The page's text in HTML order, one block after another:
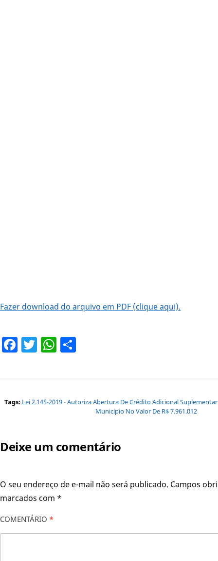
Fazer download do arquivo em PDF (clique aqui).
Facebook
TwitterWhatsApp
Tags: Lei 2.145-2019 - Autoriza Abertura De Crédito Adicional
Município No Valor De R$ 7.961.012
Deixe um comentário
O seu endereço de e-mail não será publicado. Campos
marcados com *
COMENTÁRIO *